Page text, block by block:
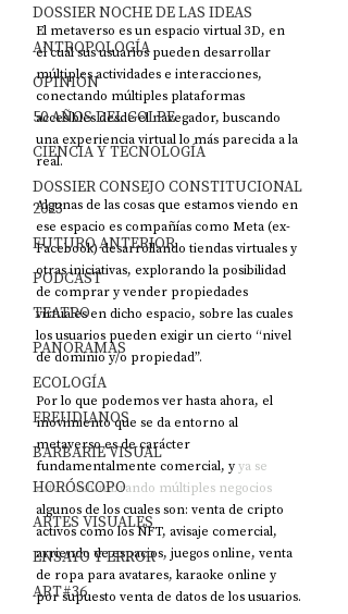
DOSSIER NOCHE DE LAS IDEAS
ANTROPOLOGÍA
OPINIÓN
50 AÑOS DEL GOLPE
CIENCIA Y TECNOLOGÍA
DOSSIER CONSEJO CONSTITUCIONAL
2023
FUTURO ANTERIOR
PODCAST
TEATRO
PANORAMAS
ECOLOGÍA
FREUDIANOS
BARBARIE VISUAL
HORÓSCOPO
ARTES VISUALES
ENSAYO Y ERROR
ART#36
El metaverso es un espacio virtual 3D, en
el cual sus usuarios pueden desarrollar
múltiples actividades e interacciones,
conectando múltiples plataformas
accesibles desde el navegador, buscando
una experiencia virtual lo más parecida a la
real.
Algunas de las cosas que estamos viendo en
ese espacio es compañías como Meta (ex-
Facebook) desarrollando tiendas virtuales y
otras iniciativas, explorando la posibilidad
de comprar y vender propiedades
virtuales en dicho espacio, sobre las cuales
los usuarios pueden exigir un cierto “nivel
de dominio y/o propiedad”.
Por lo que podemos ver hasta ahora, el
movimiento que se da entorno al
metaverso es de carácter
fundamentalmente comercial, y ya se
están vislumbrando múltiples negocios
algunos de los cuales son: venta de cripto
activos como los NFT, avisaje comercial,
arriendo de espacios, juegos online, venta
de ropa para avatares, karaoke online y
por supuesto venta de datos de los usuarios.